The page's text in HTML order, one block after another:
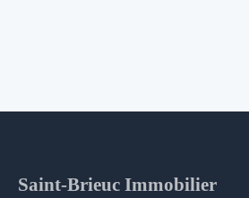
Saint-Brieuc Immobilier